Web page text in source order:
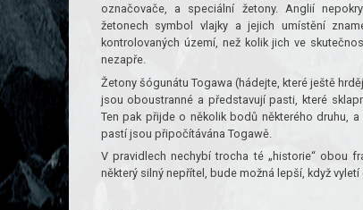
označovače, a speciální žetony. Anglií
žetonech symbol vlajky a jejich umístění
kontrolovaných území, než kolik jich ve
nezapře.
Žetony šógunátu Togawa (hádejte, které ještě
jsou oboustranné a představují pasti, které
Ten pak přijde o několik bodů některého druhu,
pastí jsou připočítávána Togawě.
V pravidlech nechybí trocha té „historie“ obou
některý silný nepřítel, bude možná lepší, když